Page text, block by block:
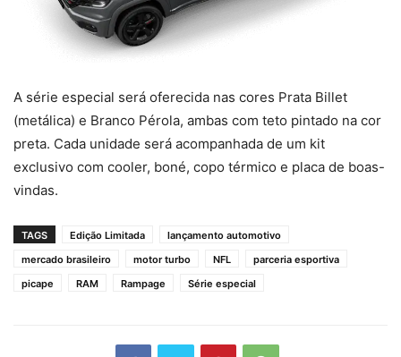
A série especial será oferecida nas cores Prata Billet
(metálica) e Branco Pérola, ambas com teto pintado na cor
preta. Cada unidade será acompanhada de um kit
exclusivo com cooler, boné, copo térmico e placa de boas-
vindas.
TAGS Edição Limitada
lançamento automotivo
mercado brasileiro
motor turbo NFL
parceria esportiva
picape
RAM Rampage Série especial